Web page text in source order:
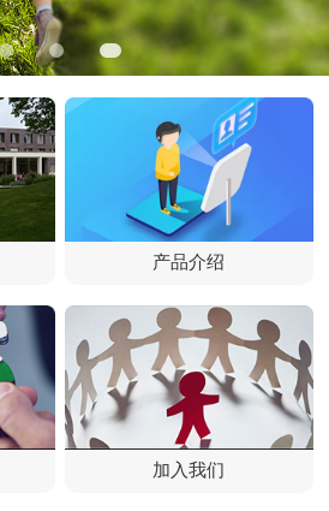
产品介绍
加入我们